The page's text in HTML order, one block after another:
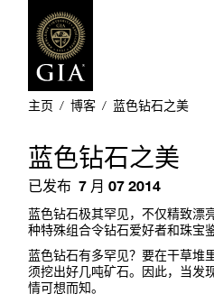
主页 / 博客 / 蓝色钻石之美
蓝色钻石之美
已发布 7 月 07 2014
蓝色钻石极其罕见，不仅精致漂
种特殊组合令钻石爱好者和珠宝
蓝色钻石有多罕见？要在干草堆
须挖出好几吨矿石。因此，当发
情可想而知。